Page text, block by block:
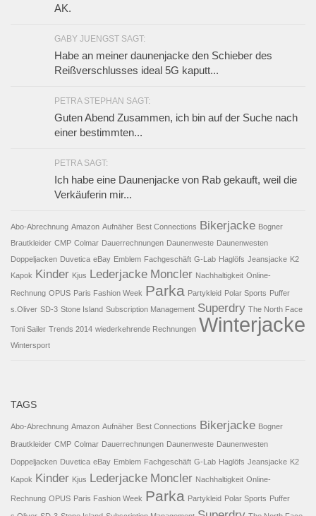
AK.
GABY JUENGST SAGT:
Habe an meiner daunenjacke den Schieber des
Reißverschlusses ideal 5G kaputt...
PETRA STEPHAN SAGT:
Guten Abend Zusammen, ich bin auf der Suche nach
einer bestimmten...
PETRA SAGT:
Ich habe eine Daunenjacke von Rab gekauft, weil die
Verkäuferin mir...
Abo-Abrechnung Amazon Aufnäher Best Connections Bikerjacke Bogner
Brautkleider CMP Colmar Dauerrechnungen Daunenweste Daunenwesten
Doppeljacken Duvetica eBay Emblem Fachgeschäft G-Lab Haglöfs Jeansjacke K2
Kapok Kinder Kjus Lederjacke Moncler Nachhaltigkeit Online-
Rechnung OPUS Paris Fashion Week Parka Partykleid Polar Sports Puffer
s.Oliver SD-3 Stone Island Subscription Management Superdry The North Face
Toni Sailer Trends 2014 wiederkehrende Rechnungen Winterjacke
Wintersport
TAGS
Abo-Abrechnung Amazon Aufnäher Best Connections Bikerjacke Bogner
Brautkleider CMP Colmar Dauerrechnungen Daunenweste Daunenwesten
Doppeljacken Duvetica eBay Emblem Fachgeschäft G-Lab Haglöfs Jeansjacke K2
Kapok Kinder Kjus Lederjacke Moncler Nachhaltigkeit Online-
Rechnung OPUS Paris Fashion Week Parka Partykleid Polar Sports Puffer